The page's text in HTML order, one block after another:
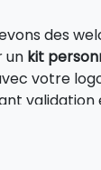
des
un kit
votre
améliore